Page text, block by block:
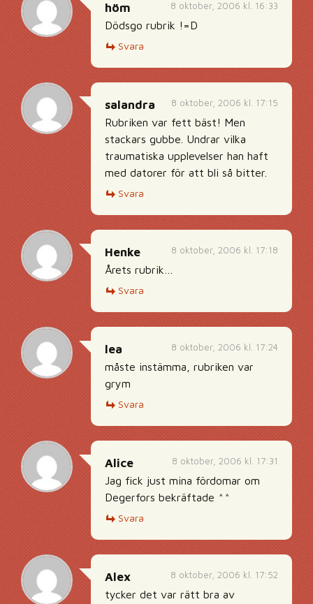
8 oktober, 2006 kl. 16:33
höm
Dödsgo rubrik !=D
Svara
8 oktober, 2006 kl. 17:15
salandra
Rubriken var fett bäst! Men
stackars gubbe. Undrar vilka
traumatiska upplevelser han haft
med datorer för att bli så bitter.
Svara
8 oktober, 2006 kl. 17:18
Henke
Årets rubrik…
Svara
8 oktober, 2006 kl. 17:24
lea
måste instämma, rubriken var
grym
Svara
8 oktober, 2006 kl. 17:31
Alice
Jag fick just mina fördomar om
Degerfors bekräftade ^^
Svara
8 oktober, 2006 kl. 17:52
Alex
tycker det var rätt bra av